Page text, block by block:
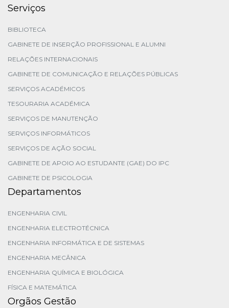
Serviços
BIBLIOTECA
GABINETE DE INSERÇÃO PROFISSIONAL E ALUMNI
RELAÇÕES INTERNACIONAIS
GABINETE DE COMUNICAÇÃO E RELAÇÕES PÚBLICAS
SERVIÇOS ACADÉMICOS
TESOURARIA ACADÉMICA
SERVIÇOS DE MANUTENÇÃO
SERVIÇOS INFORMÁTICOS
SERVIÇOS DE AÇÃO SOCIAL
GABINETE DE APOIO AO ESTUDANTE (GAE) DO IPC
GABINETE DE PSICOLOGIA
Departamentos
ENGENHARIA CIVIL
ENGENHARIA ELECTROTÉCNICA
ENGENHARIA INFORMÁTICA E DE SISTEMAS
ENGENHARIA MECÂNICA
ENGENHARIA QUÍMICA E BIOLÓGICA
FÍSICA E MATEMÁTICA
Orgãos Gestão